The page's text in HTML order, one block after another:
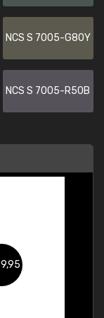
NCS S 7005-G80Y
NCS S 7005-R50B